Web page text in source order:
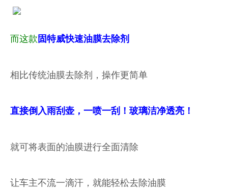
而这款固特威快速油膜去除剂
相比传统油膜去除剂，操作更简单
直接倒入雨刮壶，一喷一刮！玻璃洁净透亮！
就可将表面的油膜进行全面清除
让车主不流一滴汗，就能轻松去除油膜